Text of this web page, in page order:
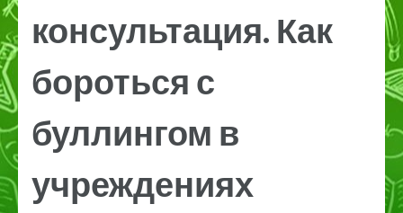
консультация. Как
бороться с
буллингом в
учреждениях